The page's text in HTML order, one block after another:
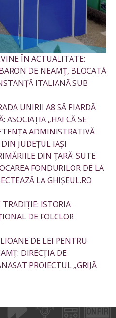
ÎN ACTUALITATE:
DE NEAMȚ, BLOCATĂ
ITALIANĂ SUB
UNIRII A8 SĂ PIARDĂ
ASOCIAȚIA „HAI CĂ SE
ADMINISTRATIVĂ
JUDEȚUL IAȘI
DIN ȚARĂ: SUTE
FONDURILOR DE LA
LA GHIȘEUL.RO
TRADIȚIE: ISTORIA
DE FOLCLOR
DE LEI PENTRU
DIRECȚIA DE
PROIECTUL „GRIJĂ